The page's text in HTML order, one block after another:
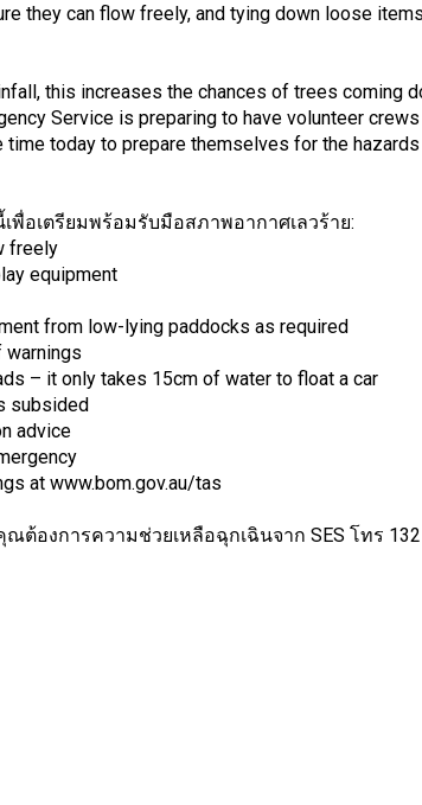
they can flow freely, and tying down loose
this increases the chances of trees coming
Service is preparing to have volunteer
today to prepare themselves for the
อเตรียมพร้อมรับมือสภาพอากาศเลวร้าย:
freely
equipment
from low-lying paddocks as required
warnings
– it only takes 15cm of water to float a car
subsided
advice
at www.bom.gov.au/tas
องการความช่วยเหลือฉุกเฉินจาก SES โทร 132